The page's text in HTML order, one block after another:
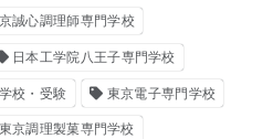
誠心調理師専門学校
日本工学院八王子専門学校
校・受験 東京電子専門学校
東京調理製菓専門学校